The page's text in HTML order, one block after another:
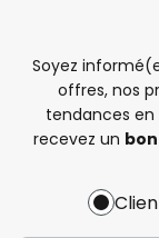
Soyez
offres, nos
tendances
recevez un